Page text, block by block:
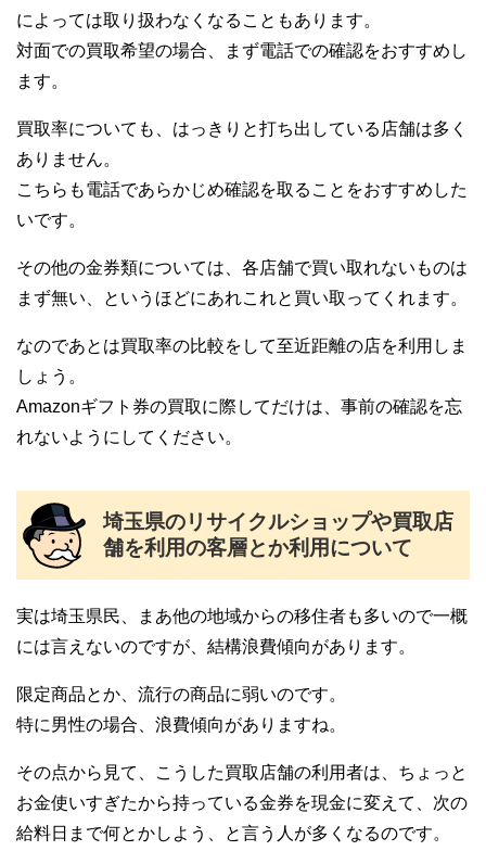
によっては取り扱わなくなることもあります。
対面での買取希望の場合、まず電話での確認をおすすめし
ます。
買取率についても、はっきりと打ち出している店舗は多く
ありません。
こちらも電話であらかじめ確認を取ることをおすすめした
いです。
その他の金券類については、各店舗で買い取れないものは
まず無い、というほどにあれこれと買い取ってくれます。
なのであとは買取率の比較をして至近距離の店を利用しま
しょう。
Amazonギフト券の買取に際してだけは、事前の確認を忘
れないようにしてください。
埼玉県のリサイクルショップや買取店
舗を利用の客層とか利用について
実は埼玉県民、まあ他の地域からの移住者も多いので一概
には言えないのですが、結構浪費傾向があります。
限定商品とか、流行の商品に弱いのです。
特に男性の場合、浪費傾向がありますね。
その点から見て、こうした買取店舗の利用者は、ちょっと
お金使いすぎたから持っている金券を現金に変えて、次の
給料日まで何とかしよう、と言う人が多くなるのです。